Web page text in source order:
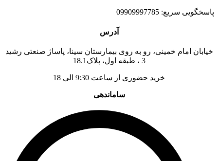
پاسخگویی سریع: 09909997785
آدرس
خیابان امام خمینی، رو به روی بیمارستان سینا، پاساژ صنعتی رشید
3 ، طبقه اول، پلاک18.1
خرید حضوری از ساعت 9:30 الی 18
ساماندهی